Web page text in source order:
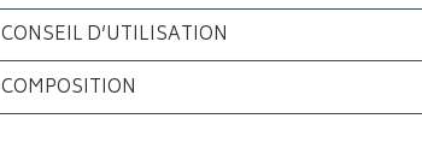
CONSEIL D’UTILISATION
COMPOSITION